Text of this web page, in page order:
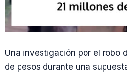
Una investigación por el robo
de pesos durante una